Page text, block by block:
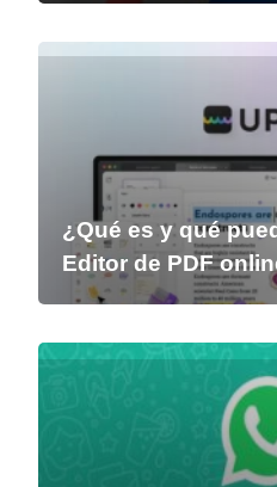
¿Qué es y qué
Editor de PDF